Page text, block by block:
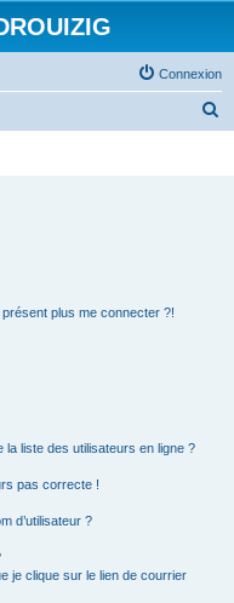
Connexion
plus me connecter ?!
la liste des utilisateurs en ligne ?
pas correcte !
d’utilisateur ?
je clique sur le lien de courrier